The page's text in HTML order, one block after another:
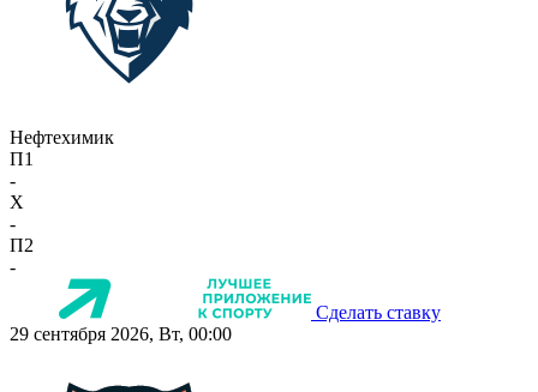
Нефтехимик
П1
-
X
-
П2
-
Сделать ставку
29 сентября 2026, Вт, 00:00